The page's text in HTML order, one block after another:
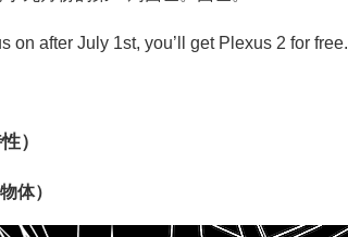
on after July 1st, you’ll get Plexus 2 for free.
）
体）